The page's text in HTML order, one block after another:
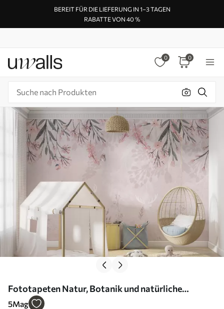
BEREIT FÜR DIE LIEFERUNG IN 1–3 TAGEN
RABATTE VON 40 %
0 0
Fototapeten Natur, Botanik und natürliche
Umwelt N° u48629
5Mag